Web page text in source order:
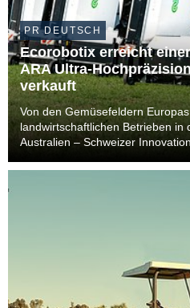
PR DEUTSCH
Ecorobotix erreicht
ARA Ultra-
verkauft
Von den Gemüsefeldern
landwirtschaftlichen Betrieben in
Australien – Schweizer
Jahren wurden weltweit 1.000